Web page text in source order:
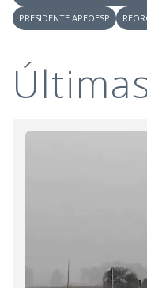
PRESIDENTE APEOESP